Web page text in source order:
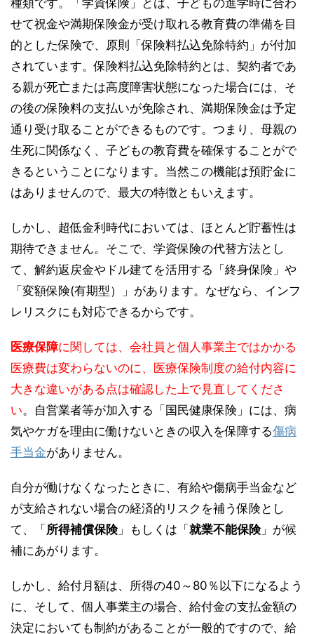
せて祝金や満期保険金が受け取れる教育費の準備を目
的とした保険で、原則「保険料払込免除特約」が付加
されています。保険料払込免除特約とは、契約者であ
る親が死亡または高度障害状態になった場合には、そ
の後の保険料の支払いが免除され、満期保険金は予定
通り受け取ることができるものです。つまり、母親の
生死に関係なく、子どもの教育費を確保することがで
きるということになります。当然この機能は預貯金に
はありませんので、最大の特徴ともいえます。
しかし、超低金利時代においては、ほとんど貯蓄性は
期待できません。そこで、学資保険の代替方法とし
て、解約返戻金やドル建てを活用する「終身保険」や
「変額保険(有期型）」があります。なぜなら、インフ
レリスクにも対応できるからです。
医療保障に関しては、会社員と個人事業主ではかかる
医療費は変わらないのに、医療保険制度の給付内容に
大きな違いがある点は確認した上で見直してくださ
い。自営業者等が加入する「国民健康保険」には、病
気やケガを理由に働けないときの収入を保障する傷病
手当金がありません。
自分が働けなくなったときに、有給や傷病手当金など
が支給されない場合の経済的リスクを補う保険とし
て、「所得補償保険」もしくは「就業不能保険」が候
補にあがります。
しかし、給付月額は、所得の40～80％以下になるよう
に、そして、個人事業主の場合、給付金の支払金額の
決定においても制約があることが一般的ですので、給